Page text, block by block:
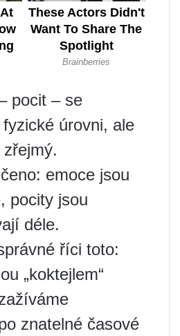
pocit – se
úrovni, ale
emoce jsou
pocity jsou
déle.
říci toto:
„koktejlem“
znatelné časové